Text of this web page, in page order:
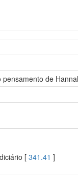
de
[341.41 ]